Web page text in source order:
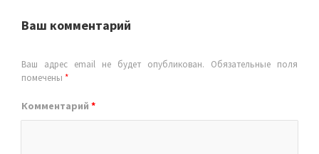
Ваш комментарий
Ваш адрес email не будет опубликован.
Обязательные поля
помечены *
Комментарий *